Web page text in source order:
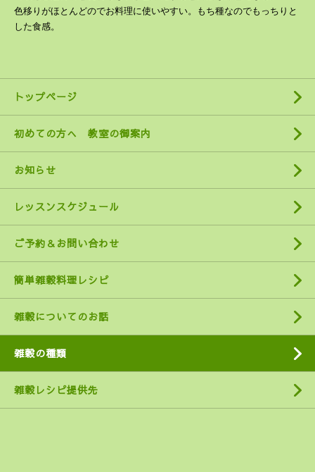
色移りがほとんどのでお料理に使いやすい。もち種なのでもっちりと
した食感。
トップページ
初めての方へ 教室の御案内
お知らせ
レッスンスケジュール
ご予約＆お問い合わせ
簡単雑穀料理レシピ
雑穀についてのお話
雑穀の種類
雑穀レシピ提供先